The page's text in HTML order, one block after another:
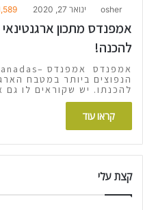
osher ינואר 27, 2020
אמפנדס מתכון ארגנטינאי
להכנה!
הנפוצים ביותר במטבח
להכנתו. יש שקוראים לו
קראו עוד
קצת עלי